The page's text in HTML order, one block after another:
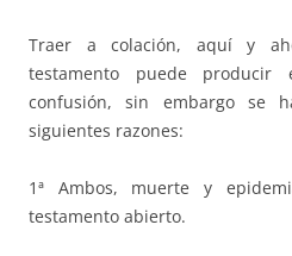
Traer a colación, aquí y
testamento puede
confusión, sin embargo se
siguientes razones:
1ª Ambos, muerte y
testamento abierto.